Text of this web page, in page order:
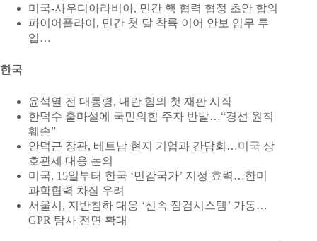
미국-사우디아라비아, 민간 핵 협력 협정 초안 합의
파이어플라이, 민간 첫 달 착륙 이어 안보 임무 투
입…
한국
윤석열 전 대통령, 내란 혐의 첫 재판 시작
한덕수 출마설에 국민의힘 주자 반발…“경선 원칙
훼손”
안덕근 장관, 베트남 현지 기업과 간담회…미국 상
호관세 대응 논의
미국, 15일부터 한국 ‘민감국가’ 지정 효력…한미
과학협력 차질 우려
서울시, 지반침하 대응 ‘신속 점검시스템’ 가동…
GPR 탐사 전면 확대